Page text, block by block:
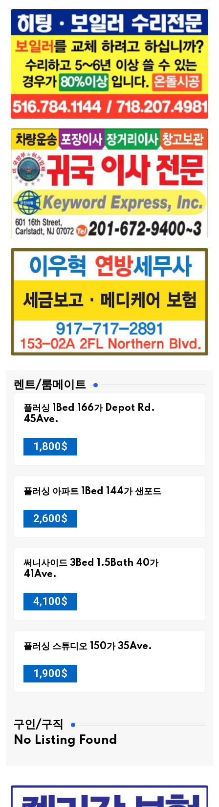
렌트/룸메이트
플러싱 1Bed 166가 Depot Rd.
45Ave.
1,800$
플러싱 아파트 1Bed 144가 샌포드
2,600$
써니사이드 3Bed 1.5Bath 40가
41Ave.
4,100$
플러싱 스튜디오 150가 35Ave.
1,900$
구인/구직
No Listing Found